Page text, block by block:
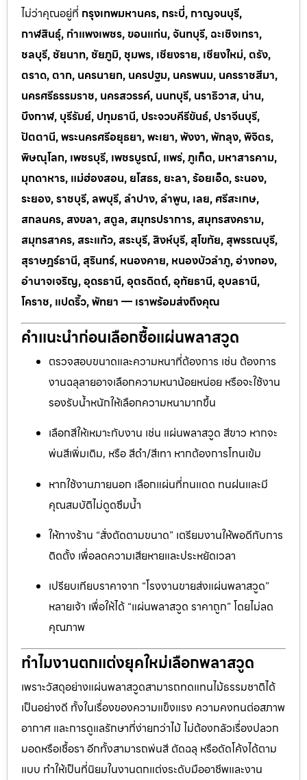
ไม่ว่าคุณอยู่ที่ กรุงเทพมหานคร, กระบี่, กาญจนบุรี,
กาฬสินธุ์, กำแพงเพชร, ขอนแก่น, จันทบุรี, ฉะเชิงเทรา,
ชลบุรี, ชัยนาท, ชัยภูมิ, ชุมพร, เชียงราย, เชียงใหม่, ตรัง,
ตราด, ตาก, นครนายก, นครปฐม, นครพนม, นครราชสีมา,
นครศรีธรรมราช, นครสวรรค์, นนทบุรี, นราธิวาส, น่าน,
บึงกาฬ, บุรีรัมย์, ปทุมธานี, ประจวบคีรีขันธ์, ปราจีนบุรี,
ปัตตานี, พระนครศรีอยุธยา, พะเยา, พังงา, พัทลุง, พิจิตร,
พิษณุโลก, เพชรบุรี, เพชรบูรณ์, แพร่, ภูเก็ต, มหาสารคาม,
มุกดาหาร, แม่ฮ่องสอน, ยโสธร, ยะลา, ร้อยเอ็ด, ระนอง,
ระยอง, ราชบุรี, ลพบุรี, ลำปาง, ลำพูน, เลย, ศรีสะเกษ,
สกลนคร, สงขลา, สตูล, สมุทรปราการ, สมุทรสงคราม,
สมุทรสาคร, สระแก้ว, สระบุรี, สิงห์บุรี, สุโขทัย, สุพรรณบุรี,
สุราษฎร์ธานี, สุรินทร์, หนองคาย, หนองบัวลำภู, อ่างทอง,
อำนาจเจริญ, อุดรธานี, อุตรดิตถ์, อุทัยธานี, อุบลธานี,
โคราช, แปดริ้ว, พัทยา — เราพร้อมส่งถึงคุณ
คำแนะนำก่อนเลือกซื้อแผ่นพลาสวูด
ตรวจสอบขนาดและความหนาที่ต้องการ เช่น ต้องการ
งานฉลุลายอาจเลือกความหนาน้อยหน่อย หรือจะใช้งาน
รองรับน้ำหนักให้เลือกความหนามากขึ้น
เลือกสีให้เหมาะกับงาน เช่น แผ่นพลาสวูด สีขาว หากจะ
พ่นสีเพิ่มเติม, หรือ สีดำ/สีเทา หากต้องการโทนเข้ม
หากใช้งานภายนอก เลือกแผ่นที่ทนแดด ทนฝนและมี
คุณสมบัติไม่ดูดซึมน้ำ
ให้ทางร้าน “สั่งตัดตามขนาด” เตรียมงานให้พอดีกับการ
ติดตั้ง เพื่อลดความเสียหายและประหยัดเวลา
เปรียบเทียบราคาจาก “โรงงานขายส่งแผ่นพลาสวูด”
หลายเจ้า เพื่อให้ได้ “แผ่นพลาสวูด ราคาถูก” โดยไม่ลด
คุณภาพ
ทำไมงานตกแต่งยุคใหม่เลือกพลาสวูด
เพราะวัสดุอย่างแผ่นพลาสวูดสามารถทดแทนไม้ธรรมชาติได้
เป็นอย่างดี ทั้งในเรื่องของความแข็งแรง ความคงทนต่อสภาพ
อากาศ และการดูแลรักษาที่ง่ายกว่าไม้ ไม่ต้องกลัวเรื่องปลวก
มอดหรือเชื้อรา อีกทั้งสามารถพ่นสี ตัดฉลุ หรือดัดโค้งได้ตาม
แบบ ทำให้เป็นที่นิยมในงานตกแต่งระดับมืออาชีพและงาน